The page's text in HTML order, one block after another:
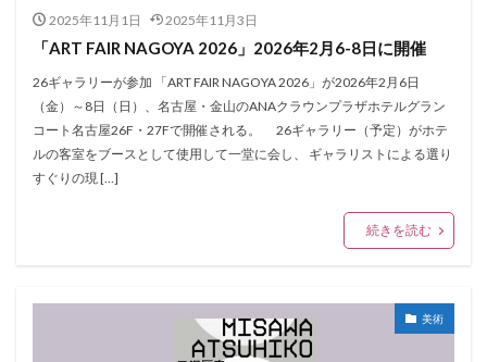
2025年11月1日 2025年11月3日
「ART FAIR NAGOYA 2026」2026年2月6-8日に開催
26ギャラリーが参加 「ART FAIR NAGOYA 2026」が2026年2月6日
（金）～8日（日）、名古屋・金山のANAクラウンプラザホテルグラン
コート名古屋26F・27Fで開催される。 26ギャラリー（予定）がホテ
ルの客室をブースとして使用して一堂に会し、 ギャラリストによる選り
すぐりの現 […]
続きを読む
美術